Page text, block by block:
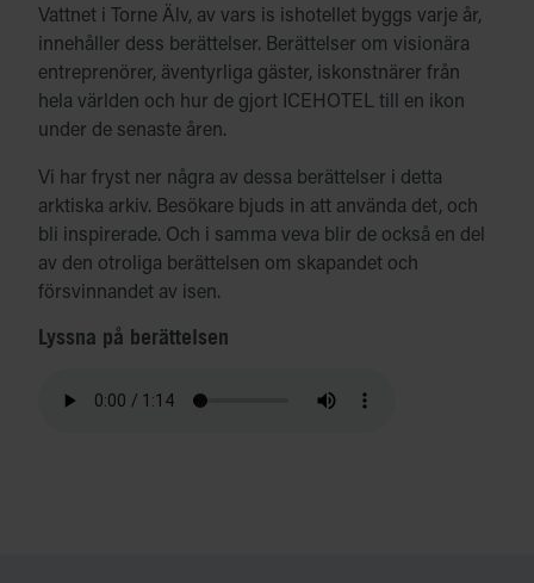
Vattnet i Torne Älv, av vars is ishotellet byggs varje år,
innehåller dess berättelser. Berättelser om visionära
entreprenörer, äventyrliga gäster, iskonstnärer från
hela världen och hur de gjort ICEHOTEL till en ikon
under de senaste åren.
Vi har fryst ner några av dessa berättelser i detta
arktiska arkiv. Besökare bjuds in att använda det, och
bli inspirerade. Och i samma veva blir de också en del
av den otroliga berättelsen om skapandet och
försvinnandet av isen.
Lyssna på berättelsen